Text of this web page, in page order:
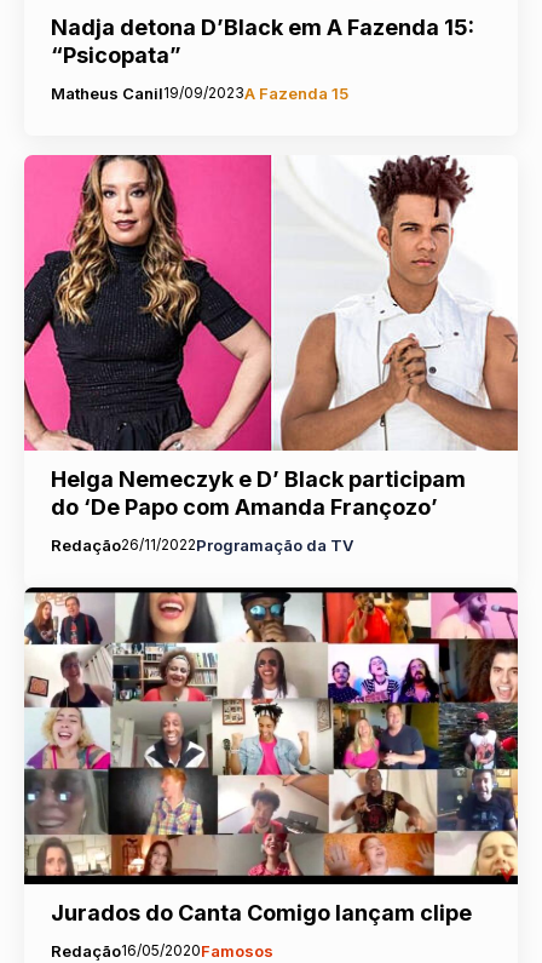
Nadja detona D’Black em A Fazenda 15:
“Psicopata”
Matheus Canil19/09/2023A Fazenda 15
Helga Nemeczyk e D’ Black participam
do ‘De Papo com Amanda Françozo’
Redação26/11/2022Programação da TV
Jurados do Canta Comigo lançam clipe
Redação16/05/2020Famosos